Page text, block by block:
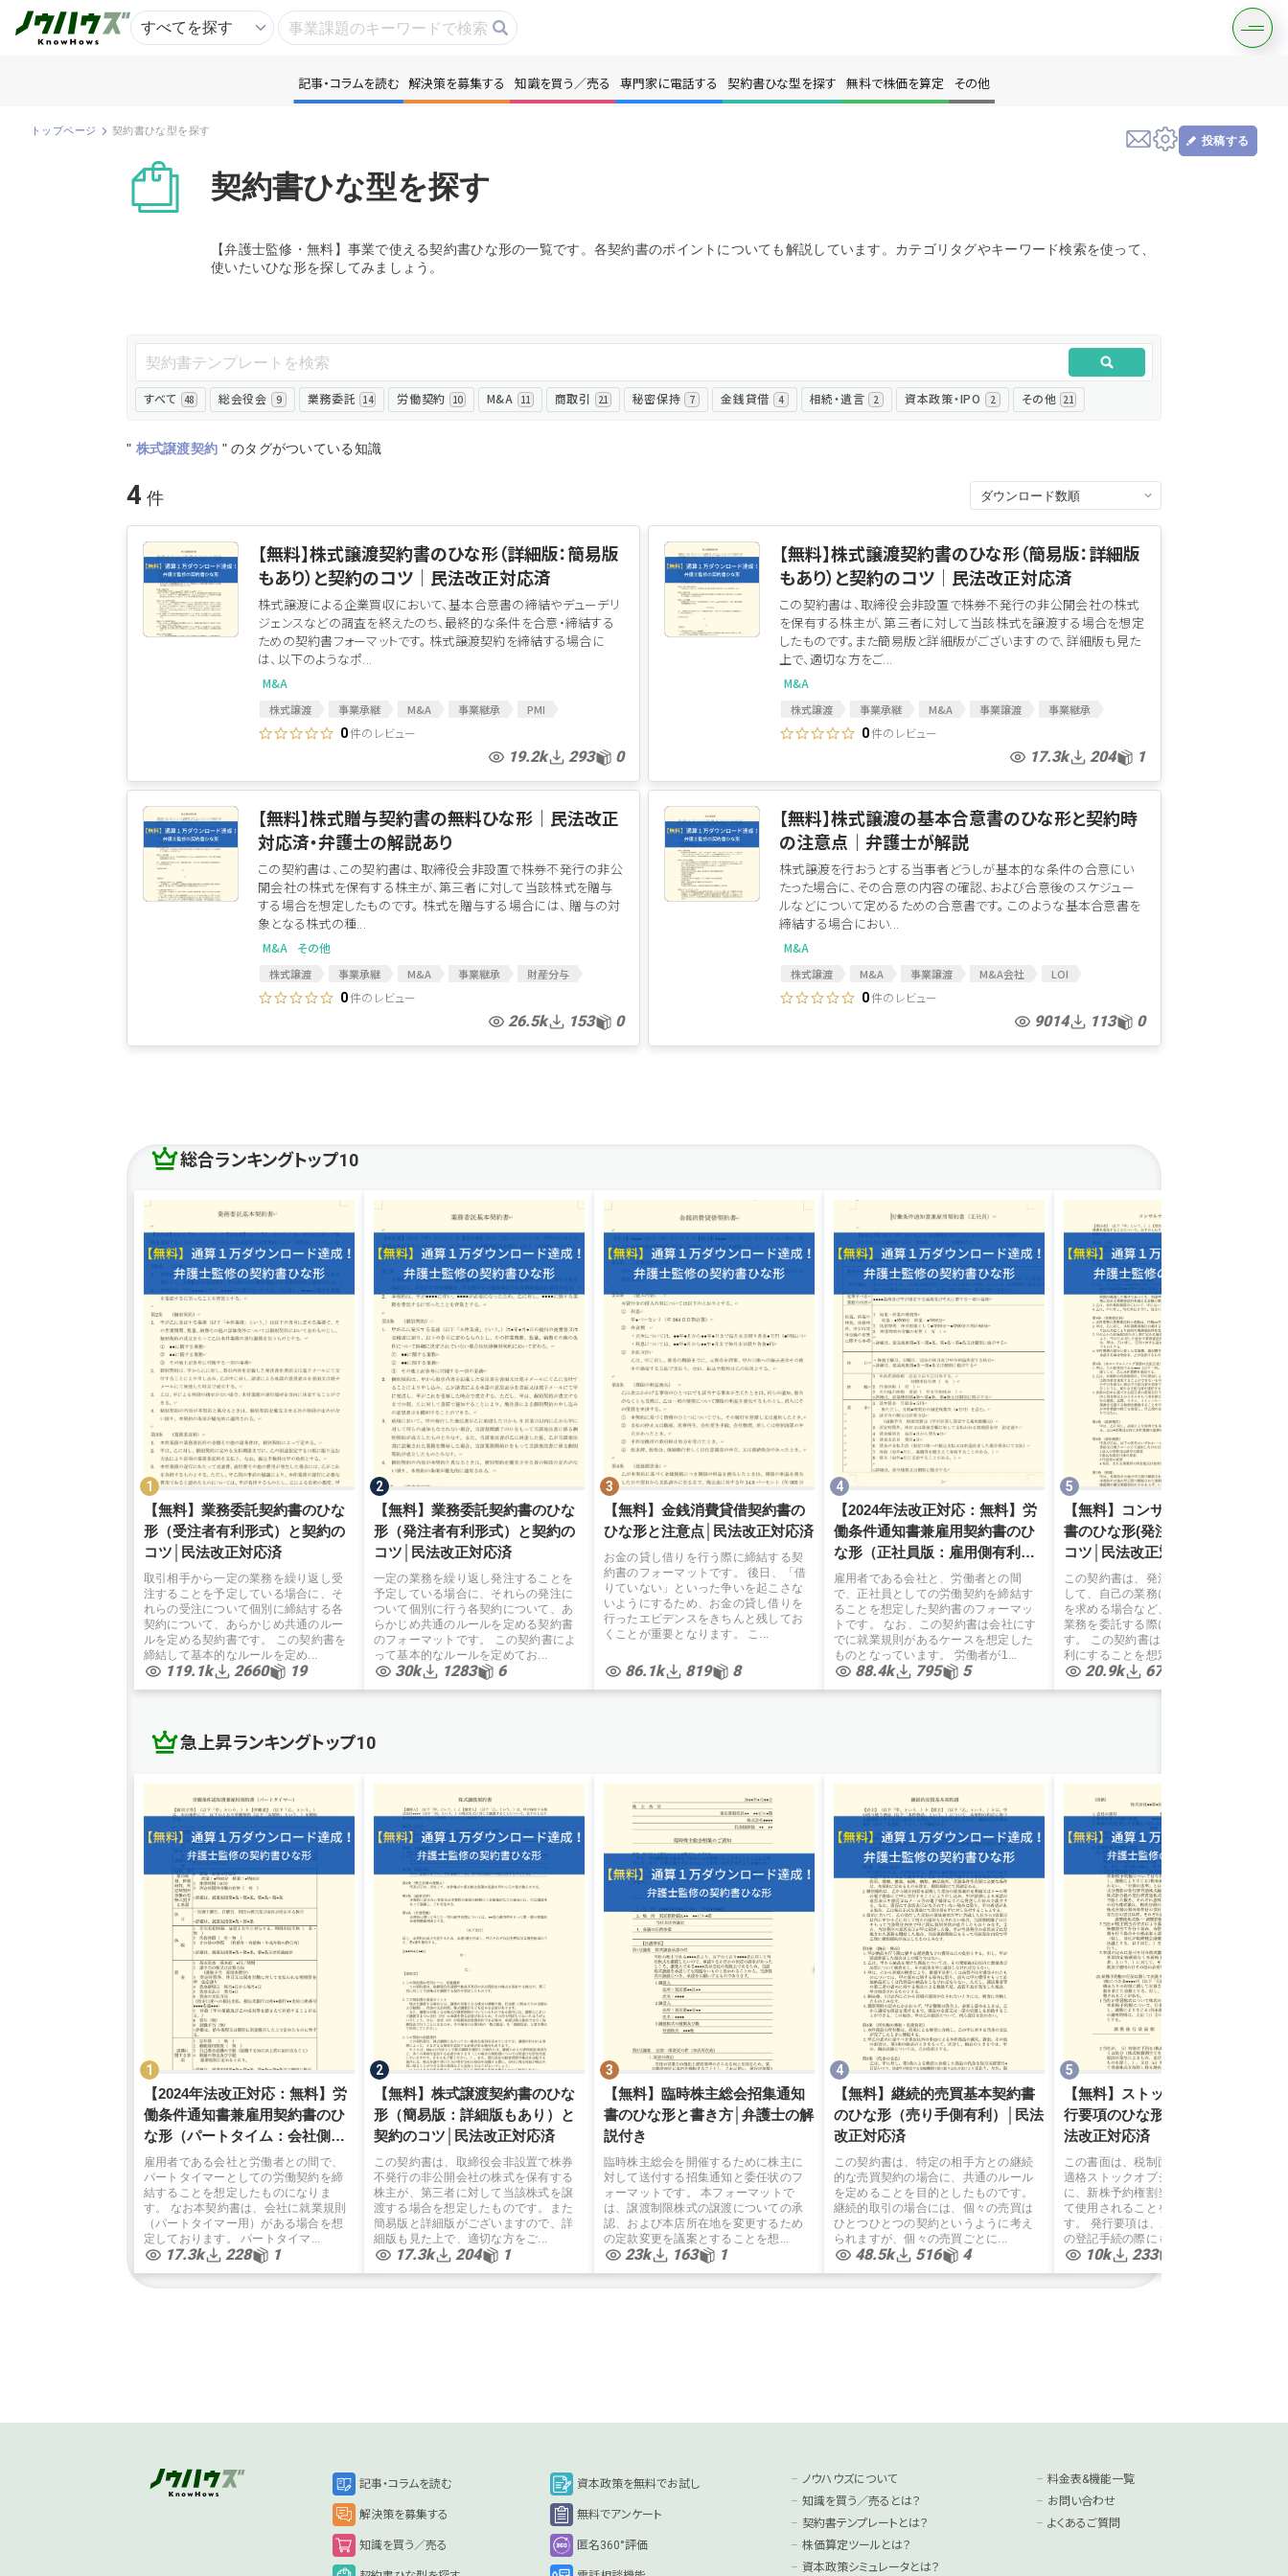
知識を買う／売る
匿名360°評価 ちょこっと相談とは？
新規会員登録
記事・コラムを読む 解決策を募集する 知識を買う／売る 専門家に電話する 契約書ひな型を探す 無料で株価を算定 その他
トップページ 契約書ひな型を探す
投稿する
契約書ひな型を探す
【弁護士監修・無料】事業で使える契約書ひな形の一覧です。各契約書のポイントについても解説しています。カテゴリタグやキーワード検索を使って、
使いたいひな形を探してみましょう。
すべて 48 総会役会 9 業務委託 14 労働契約 10 M&A 11 商取引 21 秘密保持 7 金銭貸借 4 相続・遺言 2 資本政策・IPO 2 その他 21
" 株式譲渡契約 "のタグがついている知識
4
【無料】株式譲渡契約書のひな形（詳細版：簡易版
もあり）と契約のコツ│民法改正対応済
株式譲渡による企業買収において、基本合意書の締結やデューデリ
ジェンスなどの調査を終えたのち、最終的な条件を合意・締結する
ための契約書フォーマットです。 株式譲渡契約を締結する場合に
は、以下のようなポ...
M&A
株式譲渡 事業承継 M&A 事業継承
PMI
M&A会社
表明保証 M&A契約
株式譲渡契約
0件のレビュー
19.2k 293 0
【無料】株式譲渡契約書のひな形（簡易版：詳細版
もあり）と契約のコツ│民法改正対応済
この契約書は、取締役会非設置で株券不発行の非公開会社の株式
を保有する株主が、第三者に対して当該株式を譲渡する場合を想定
したものです。また簡易版と詳細版がございますので、詳細版も見た
上で、適切な方をご...
M&A
株式譲渡 事業承継 M&A 事業譲渡
事業継承
M&A契約
MAアドバイザー
0件のレビュー
17.3k 204 1
【無料】株式贈与契約書の無料ひな形│民法改正
対応済・弁護士の解説あり
この契約書は、この契約書は、取締役会非設置で株券不発行の非公
開会社の株式を保有する株主が、第三者に対して当該株式を贈与
する場合を想定したものです。 株式を贈与する場合には、 贈与の対
象となる株式の種...
M&A その他
株式譲渡 事業承継 M&A 事業継承
財産分与
M&A契約
M&A関連 M&A関連契約書
贈与契約
0件のレビュー
26.5k 153 0
【無料】株式譲渡の基本合意書のひな形と契約時
の注意点│弁護士が解説
株式譲渡を行おうとする当事者どうしが基本的な条件の合意にい
たった場合に、その合意の内容の確認、および合意後のスケジュー
ルなどについて定めるための合意書です。 このような基本合意書を
締結する場合におい...
M&A
株式譲渡 M&A 事業譲渡 M&A会社
LOI
意向表明書
M&A契約
MA契約
M&A契約書
0件のレビュー
9014 113 0
総合ランキングトップ10
【無料】業務委託契約書のひな
形（受注者有利形式）と契約の
コツ│民法改正対応済
取引相手から一定の業務を繰り返し受
注することを予定している場合に、そ
れらの受注について個別に締結する各
契約について、あらかじめ共通のルー
ルを定める契約書です。 この契約書を
締結して基本的なルールを定め...
119.1k 2660 19
【無料】業務委託契約書のひな
形（発注者有利形式）と契約の
コツ│民法改正対応済
一定の業務を繰り返し発注することを
予定している場合に、それらの発注に
ついて個別に行う各契約について、あ
らかじめ共通のルールを定める契約書
のフォーマットです。 この契約書によ
って基本的なルールを定めてお...
30k 1283 6
【無料】金銭消費貸借契約書の
ひな形と注意点│民法改正対応済
お金の貸し借りを行う際に締結する契
約書のフォーマットです。 後日、「借
りていない」といった争いを起こさな
いようにするため、お金の貸し借りを
行ったエビデンスをきちんと残してお
くことが重要となります。 こ...
86.1k 819 8
【2024年法改正対応：無料】労
働条件通知書兼雇用契約書のひ
な形（正社員版：雇用側有利）
弁護士監修
雇用者である会社と、労働者との間
で、正社員としての労働契約を締結す
ることを想定した契約書のフォーマッ
トです。 なお、この契約書は会社にす
でに就業規則があるケースを想定した
ものとなっています。 労働者が1...
88.4k 795 5
【無料】コンサルティング契約
書のひな形(発注者有利)と契約の
コツ│民法改正対応済
この契約書は、発注者が、受注者に対
して、自己の業務に関する指導、助言
を求める場合など、コンサルティング
業務を委託する際に使用する契約書で
す。 この契約書は、業務の発注側を有
利にすることを想定して作成...
20.9k 673
急上昇ランキングトップ10
【2024年法改正対応：無料】労
働条件通知書兼雇用契約書のひ
な形（パートタイム：会社側有
利）弁護士監修
雇用者である会社と労働者との間で、
パートタイマーとしての労働契約を締
結することを想定したものになりま
す。 なお本契約書は、会社に就業規則
（パートタイマー用）がある場合を想
定しております。 パートタイマ...
17.3k 228 1
【無料】株式譲渡契約書のひな
形（簡易版：詳細版もあり）と
契約のコツ│民法改正対応済
この契約書は、取締役会非設置で株券
不発行の非公開会社の株式を保有する
株主が、第三者に対して当該株式を譲
渡する場合を想定したものです。また
簡易版と詳細版がございますので、詳
細版も見た上で、適切な方をご...
17.3k 204 1
【無料】臨時株主総会招集通知
書のひな形と書き方│弁護士の解
説付き
臨時株主総会を開催するために株主に
対して送付する招集通知と委任状のフ
ォーマットです。 本フォーマットで
は、譲渡制限株式の譲渡についての承
認、および本店所在地を変更するため
の定款変更を議案とすることを想...
23k 163 1
【無料】継続的売買基本契約書
のひな形（売り手側有利）│民法
改正対応済
この契約書は、特定の相手方との継続
的な売買契約の場合に、共通のルール
を定めることを目的としたものです。
継続的取引の場合には、個々の売買は
ひとつひとつの契約というように考え
られますが、個々の売買ごとに...
48.5k 516 4
【無料】ストックオプション発
行要項のひな形と契約のコツ│民
法改正対応済
この書面は、税制面で優遇される税制
適格ストックオプションを発行する際
に、新株予約権割当契約書の別紙とし
て使用されることを想定したもので
す。 発行要項は、新株予約権について
の登記手続の際にも使用されます...
10k 233
記事・コラムを読む
解決策を募集する
知識を買う／売る
資本政策を無料でお試し
無料でアンケート
匿名360°評価
ノウハウズについて
知識を買う／売るとは？
契約書テンプレートとは？
株価算定ツールとは？
資本政策シミュレータとは？
料金表&機能一覧
お問い合わせ
よくあるご質問